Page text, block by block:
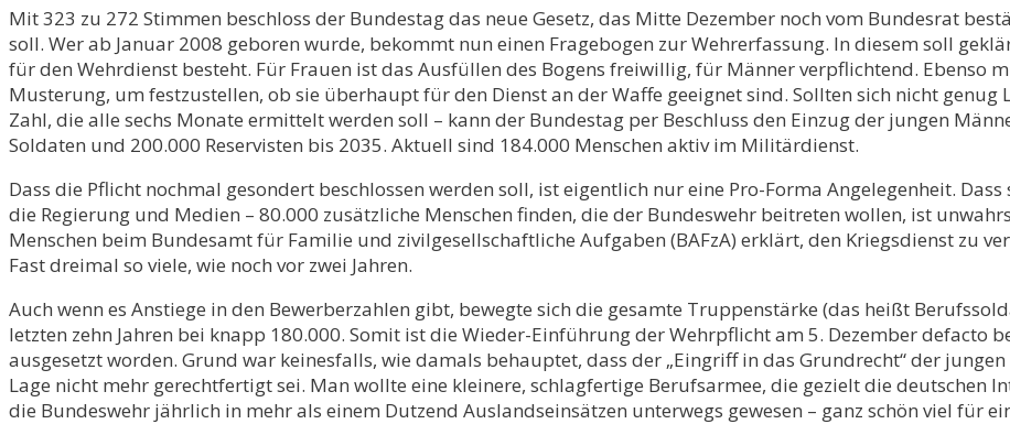
Mit 323 zu 272 Stimmen beschloss der Bundestag das neue Gesetz, das Mitte Dezember noch vom Bundesrat
soll. Wer ab Januar 2008 geboren wurde, bekommt nun einen Fragebogen zur Wehrerfassung. In diesem soll
für den Wehrdienst besteht. Für Frauen ist das Ausfüllen des Bogens freiwillig, für Männer verpflichtend. Ebenso
Musterung, um festzustellen, ob sie überhaupt für den Dienst an der Waffe geeignet sind. Sollten sich nicht
Zahl, die alle sechs Monate ermittelt werden soll – kann der Bundestag per Beschluss den Einzug der jungen
Soldaten und 200.000 Reservisten bis 2035. Aktuell sind 184.000 Menschen aktiv im Militärdienst.
Dass die Pflicht nochmal gesondert beschlossen werden soll, ist eigentlich nur eine Pro-Forma Angelegenheit.
die Regierung und Medien – 80.000 zusätzliche Menschen finden, die der Bundeswehr beitreten wollen, ist
Menschen beim Bundesamt für Familie und zivilgesellschaftliche Aufgaben (BAFzA) erklärt, den Kriegsdienst zu
Fast dreimal so viele, wie noch vor zwei Jahren.
Auch wenn es Anstiege in den Bewerberzahlen gibt, bewegte sich die gesamte Truppenstärke (das heißt
letzten zehn Jahren bei knapp 180.000. Somit ist die Wieder-Einführung der Wehrpflicht am 5. Dezember defacto
ausgesetzt worden. Grund war keinesfalls, wie damals behauptet, dass der „Eingriff in das Grundrecht“ der
Lage nicht mehr gerechtfertigt sei. Man wollte eine kleinere, schlagfertige Berufsarmee, die gezielt die deutschen
die Bundeswehr jährlich in mehr als einem Dutzend Auslandseinsätzen unterwegs gewesen – ganz schön viel für